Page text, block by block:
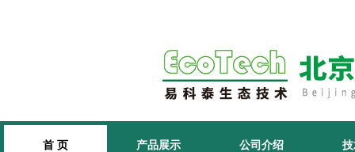
首 页 产品展示 公司介绍